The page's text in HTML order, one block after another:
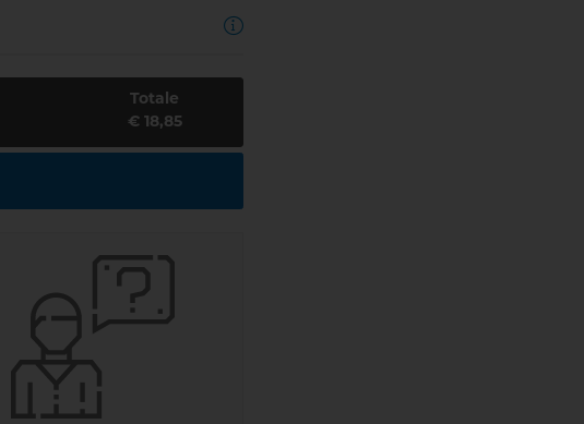
Totale
€ 18,85